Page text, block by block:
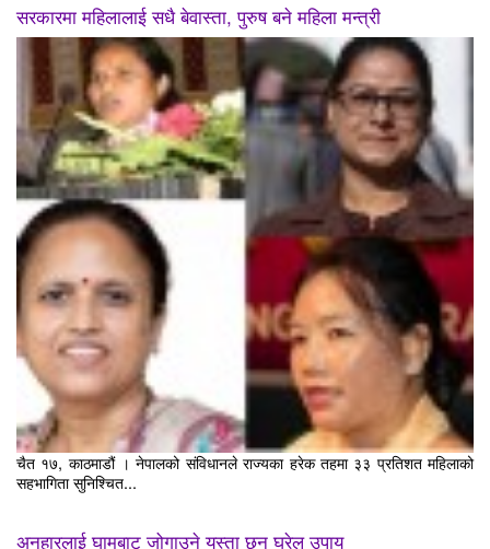
सरकारमा महिलालाई सधै बेवास्ता, पुरुष बने महिला मन्त्री
चैत १७, काठमाडौं । नेपालको संविधानले राज्यका हरेक तहमा ३३ प्रतिशत महिलाको
सहभागिता सुनिश्चित...
अनुहारलाई घामबाट जोगाउने यस्ता छन् घरेलु उपाय